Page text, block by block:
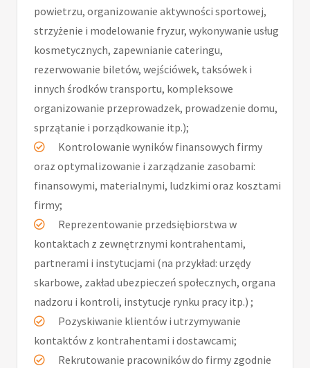
powietrzu, organizowanie aktywności sportowej,
strzyżenie i modelowanie fryzur, wykonywanie usług
kosmetycznych, zapewnianie cateringu,
rezerwowanie biletów, wejściówek, taksówek i
innych środków transportu, kompleksowe
organizowanie przeprowadzek, prowadzenie domu,
sprzątanie i porządkowanie itp.);
Kontrolowanie wyników finansowych firmy
oraz optymalizowanie i zarządzanie zasobami:
finansowymi, materialnymi, ludzkimi oraz kosztami
firmy;
Reprezentowanie przedsiębiorstwa w
kontaktach z zewnętrznymi kontrahentami,
partnerami i instytucjami (na przykład: urzędy
skarbowe, zakład ubezpieczeń społecznych, organa
nadzoru i kontroli, instytucje rynku pracy itp.) ;
Pozyskiwanie klientów i utrzymywanie
kontaktów z kontrahentami i dostawcami;
Rekrutowanie pracowników do firmy zgodnie